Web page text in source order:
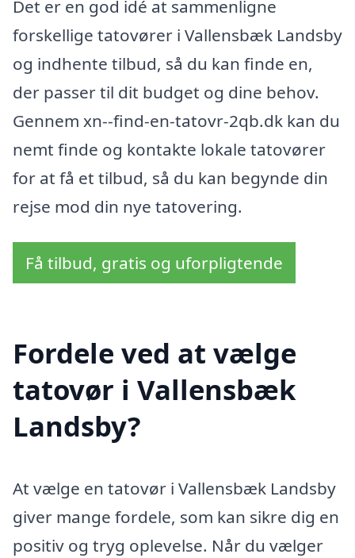
Det er en god idé at sammenligne
forskellige tatovører i Vallensbæk Landsby
og indhente tilbud, så du kan finde en,
der passer til dit budget og dine behov.
Gennem xn--find-en-tatovr-2qb.dk kan du
nemt finde og kontakte lokale tatovører
for at få et tilbud, så du kan begynde din
rejse mod din nye tatovering.
Få tilbud, gratis og uforpligtende
Fordele ved at vælge
tatovør i Vallensbæk
Landsby?
At vælge en tatovør i Vallensbæk Landsby
giver mange fordele, som kan sikre dig en
positiv og tryg oplevelse. Når du vælger